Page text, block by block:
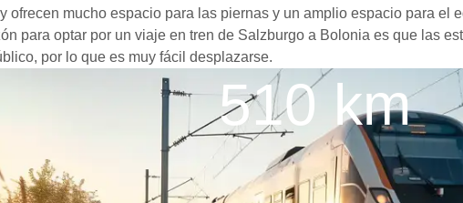
ofrecen mucho espacio para las piernas y un amplio espacio para
para optar por un viaje en tren de Salzburgo a Bolonia es que las
por lo que es muy fácil desplazarse.
510 km